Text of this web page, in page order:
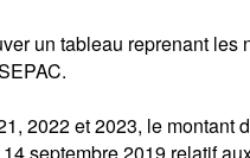
un tableau reprenant
2022 et 2023, le